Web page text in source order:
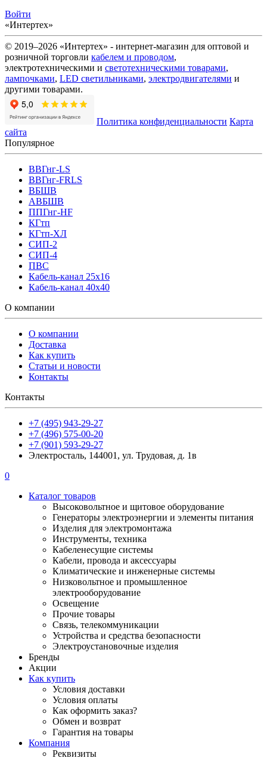
Войти
«Интертех»
© 2019–2026 «Интертех» - интернет-магазин для оптовой и
розничной торговли кабелем и проводом,
электротехническими и светотехническими товарами,
лампочками, LED светильниками, электродвигателями и
другими товарами.
Политика конфиденциальности Карта
сайта
Популярное
ВВГнг-LS
ВВГнг-FRLS
ВБШВ
АВБШВ
ППГнг-HF
КГтп
КГтп-ХЛ
СИП-2
СИП-4
ПВС
Кабель-канал 25х16
Кабель-канал 40х40
О компании
О компании
Доставка
Как купить
Статьи и новости
Контакты
Контакты
+7 (495) 943-29-27
+7 (496) 575-00-20
+7 (901) 593-29-27
Электросталь, 144001, ул. Трудовая, д. 1в
0
Каталог товаров
Высоковольтное и щитовое оборудование
Генераторы электроэнергии и элементы питания
Изделия для электромонтажа
Инструменты, техника
Кабеленесущие системы
Кабели, провода и аксессуары
Климатические и инженерные системы
Низковольтное и промышленное
электрооборудование
Освещение
Прочие товары
Связь, телекоммуникации
Устройства и средства безопасности
Электроустановочные изделия
Бренды
Акции
Как купить
Условия доставки
Условия оплаты
Как оформить заказ?
Обмен и возврат
Гарантия на товары
Компания
Реквизиты